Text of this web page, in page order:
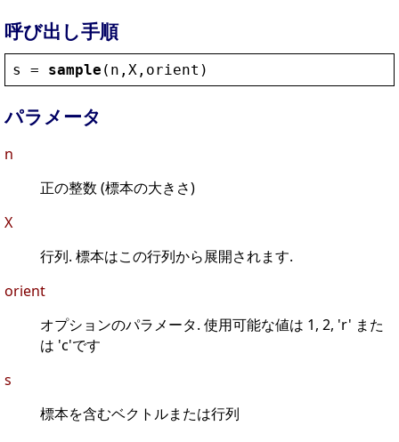
呼び出し手順
s = sample ( n , X , orient )
パラメータ
n
正の整数 (標本の大きさ)
X
行列. 標本はこの行列から展開されます.
orient
オプションのパラメータ. 使用可能な値は 1, 2, 'r' また
は 'c'です
s
標本を含むベクトルまたは行列